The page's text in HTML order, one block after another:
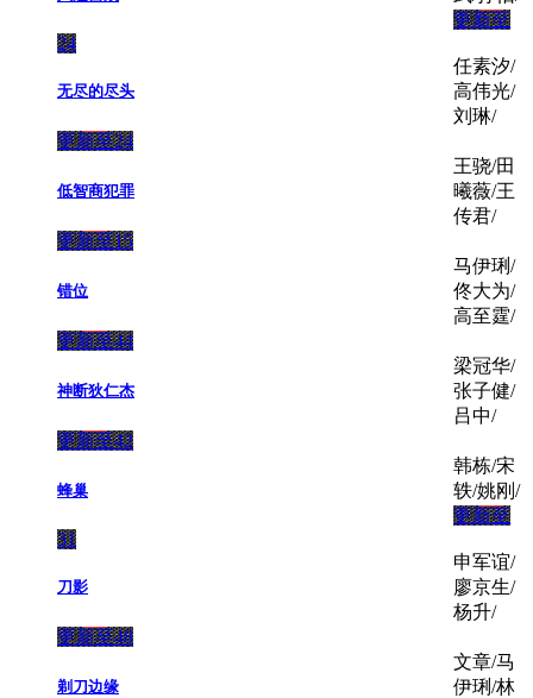
更新至
24
无尽的尽头
任素汐/
高伟光/
刘琳/
更新至24
低智商犯罪
王骁/田
曦薇/王
传君/
更新至15
错位
马伊琍/
佟大为/
高至霆/
更新至44
神断狄仁杰
梁冠华/
张子健/
吕中/
更新至42
蜂巢
韩栋/宋
轶/姚刚/
更新至
31
刀影
申军谊/
廖京生/
杨升/
更新至48
剃刀边缘
文章/马
伊琍/林